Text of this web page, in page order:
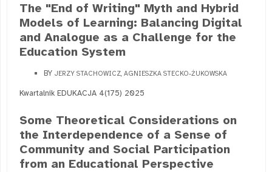
The "End of Writing" Myth and Hybrid
Models of Learning: Balancing Digital
and Analogue as a Challenge for the
Education System
BY JERZY STACHOWICZ, AGNIESZKA STECKO-ŻUKOWSKA
Kwartalnik EDUKACJA 4(175) 2025
Some Theoretical Considerations on
the Interdependence of a Sense of
Community and Social Participation
from an Educational Perspective